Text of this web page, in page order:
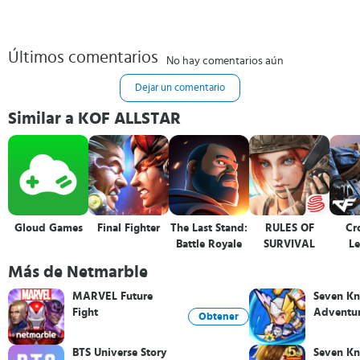
Últimos comentarios No hay comentarios aún
Dejar un comentario
Similar a KOF ALLSTAR
Gloud Games Final Fighter
The Last Stand:
Battle Royale
RULES OF
SURVIVAL
Más de Netmarble
MARVEL Future
Fight
Obtener
BTS Universe Story
Seven
Seven